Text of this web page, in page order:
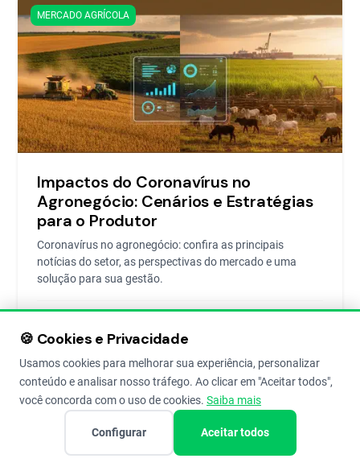
MERCADO AGRÍCOLA
Impactos do Coronavírus no
Agronegócio: Cenários e Estratégias
para o Produtor
Coronavírus no agronegócio: confira as principais
notícias do setor, as perspectivas do mercado e uma
solução para sua gestão.
🍪 Cookies e Privacidade
Usamos cookies para melhorar sua experiência, personalizar
conteúdo e analisar nosso tráfego. Ao clicar em "Aceitar todos",
você concorda com o uso de cookies. Saiba mais
Configurar Aceitar todos